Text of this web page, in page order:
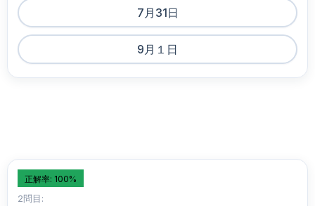
7月31日
9月１日
正解率: 100%
2問目: